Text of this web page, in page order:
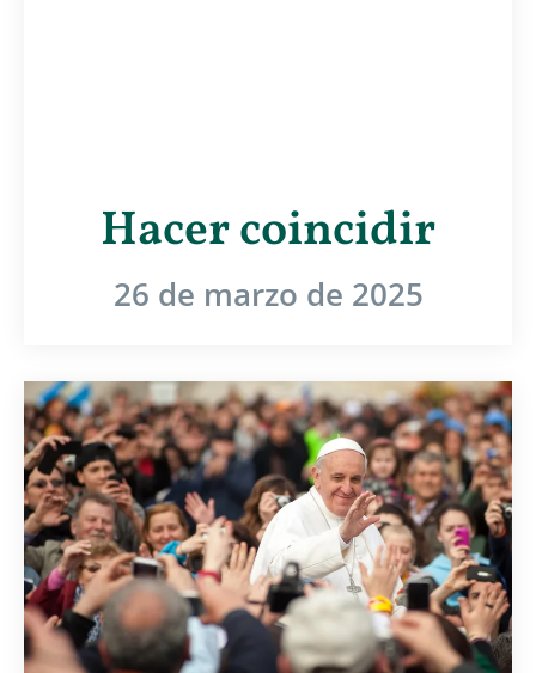
Hacer coincidir
26 de marzo de 2025